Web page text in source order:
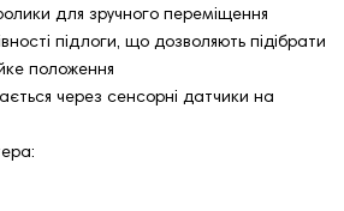
для зручного переміщення
підлоги, що дозволяють підібрати
положення
через сенсорні датчики на